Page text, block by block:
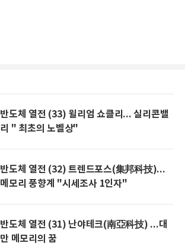
반도체 열전 (33) 윌리엄 쇼클리... 실리콘밸
리 " 최초의 노벨상"
반도체 열전 (32) 트렌드포스(集邦科技)...
메모리 풍향계 "시세조사 1인자"
반도체 열전 (31) 난야테크(南亞科技) ...대
만 메모리의 꿈